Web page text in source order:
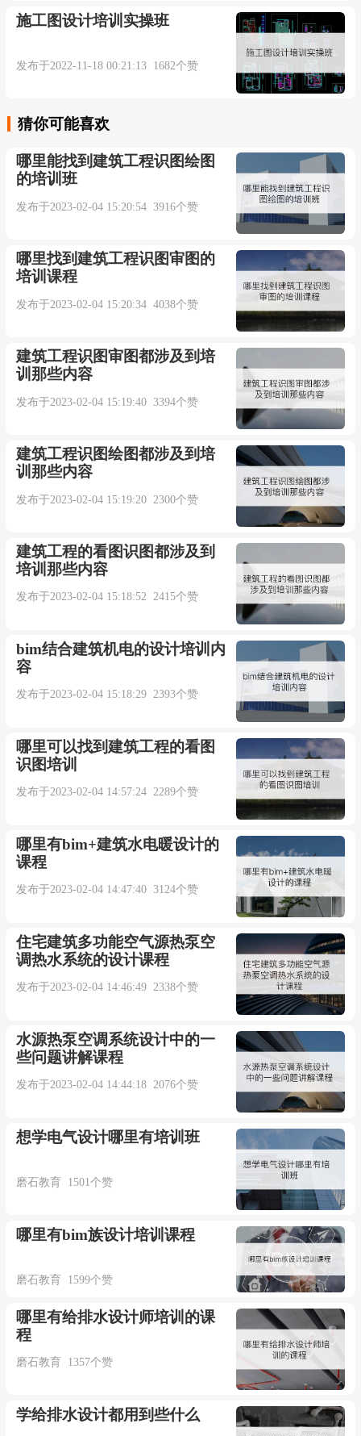
施工图设计培训实操班
发布于2022-11-18 00:21:13 1682个赞
猜你可能喜欢
哪里能找到建筑工程识图绘图
的培训班
发布于2023-02-04 15:20:54 3916个赞
哪里找到建筑工程识图审图的
培训课程
发布于2023-02-04 15:20:34 4038个赞
建筑工程识图审图都涉及到培
训那些内容
发布于2023-02-04 15:19:40 3394个赞
建筑工程识图绘图都涉及到培
训那些内容
发布于2023-02-04 15:19:20 2300个赞
建筑工程的看图识图都涉及到
培训那些内容
发布于2023-02-04 15:18:52 2415个赞
bim结合建筑机电的设计培训内
容
发布于2023-02-04 15:18:29 2393个赞
哪里可以找到建筑工程的看图
识图培训
发布于2023-02-04 14:57:24 2289个赞
哪里有bim+建筑水电暖设计的
课程
发布于2023-02-04 14:47:40 3124个赞
住宅建筑多功能空气源热泵空
调热水系统的设计课程
发布于2023-02-04 14:46:49 2338个赞
水源热泵空调系统设计中的一
些问题讲解课程
发布于2023-02-04 14:44:18 2076个赞
想学电气设计哪里有培训班
磨石教育 1501个赞
哪里有bim族设计培训课程
磨石教育 1599个赞
哪里有给排水设计师培训的课
程
磨石教育 1357个赞
学给排水设计都用到些什么